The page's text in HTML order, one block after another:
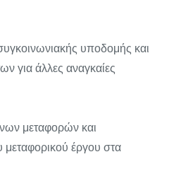
υποδομής και
για άλλες αναγκαίες
μεταφορών και
μεταφορικού έργου στα